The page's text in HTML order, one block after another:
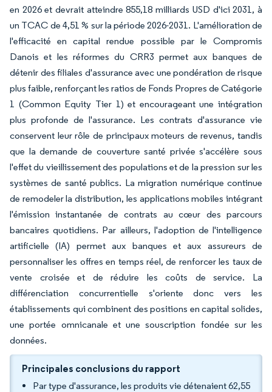
en 2026 et devrait atteindre 855,18 milliards USD d'ici 2031, à
un TCAC de 4,51 % sur la période 2026-2031. L'amélioration de
l'efficacité en capital rendue possible par le Compromis
Danois et les réformes du CRR3 permet aux banques de
détenir des filiales d'assurance avec une pondération de risque
plus faible, renforçant les ratios de Fonds Propres de Catégorie
1 (Common Equity Tier 1) et encourageant une intégration
plus profonde de l'assurance. Les contrats d'assurance vie
conservent leur rôle de principaux moteurs de revenus, tandis
que la demande de couverture santé privée s'accélère sous
l'effet du vieillissement des populations et de la pression sur les
systèmes de santé publics. La migration numérique continue
de remodeler la distribution, les applications mobiles intégrant
l'émission instantanée de contrats au cœur des parcours
bancaires quotidiens. Par ailleurs, l'adoption de l'intelligence
artificielle (IA) permet aux banques et aux assureurs de
personnaliser les offres en temps réel, de renforcer les taux de
vente croisée et de réduire les coûts de service. La
différenciation concurrentielle s'oriente donc vers les
établissements qui combinent des positions en capital solides,
une portée omnicanale et une souscription fondée sur les
données.
Principales conclusions du rapport
Par type d'assurance, les produits vie détenaient 62,55